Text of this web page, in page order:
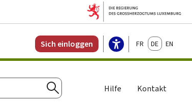
Sich einloggen FrançaisDeutschEnglish
Suchen
Hilfe Kontakt